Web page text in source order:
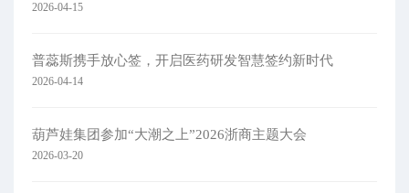
2026-04-15
普蕊斯携手放心签，开启医药研发智慧签约新时代
2026-04-14
葫芦娃集团参加“大潮之上”2026浙商主题大会
2026-03-20